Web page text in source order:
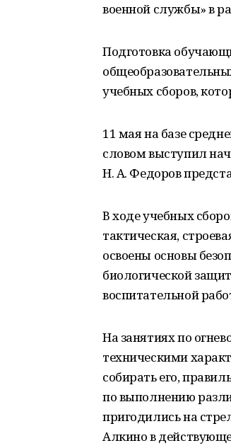
военной службы» в
Подготовка
учебных сборов,
11 мая на базе
словом выступил
Н. А. Федоров
В ходе учебных
тактическая,
освоены основы
биологической
воспитательной
На занятиях по
техническими
собирать его,
по выполнению
пригодились на
Алкино в